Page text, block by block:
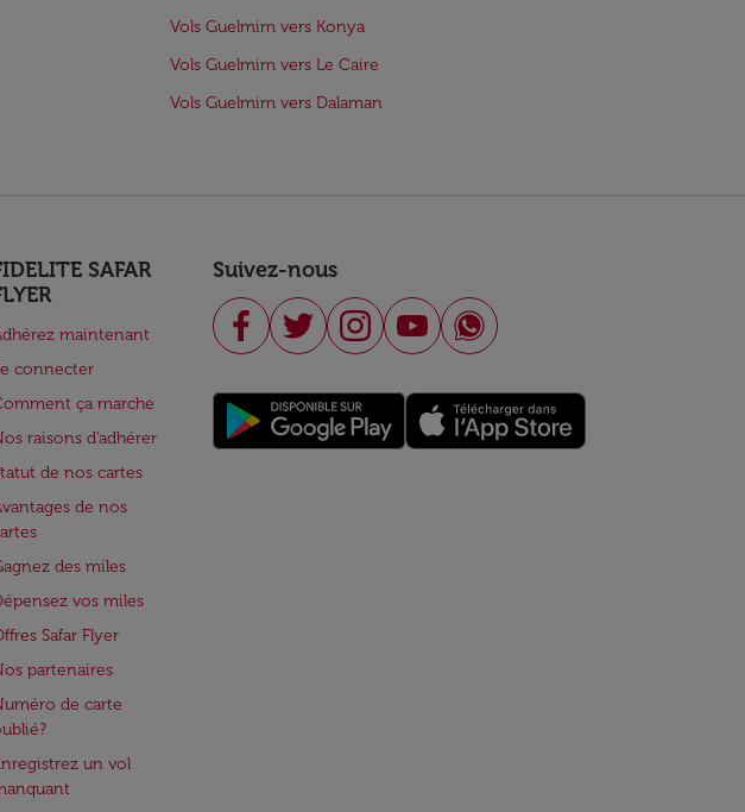
Vols Guelmim vers Konya
Vols Guelmim vers Le Caire
Vols Guelmim vers Dalaman
SAFAR
maintenant
connecter
ça marche
raisons d'adhérer
de nos cartes
de nos
des miles
vos miles
Safar Flyer
partenaires
de carte
un vol
Suivez-nous